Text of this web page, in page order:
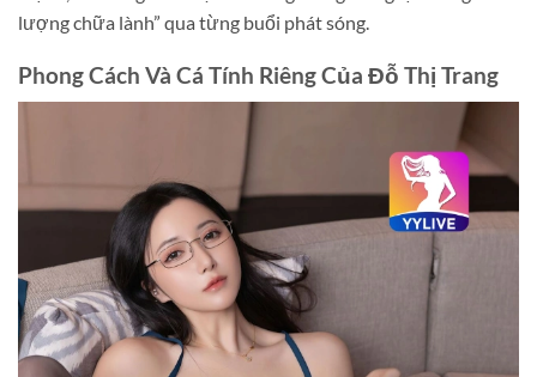
lượng chữa lành” qua từng buổi phát sóng.
Phong Cách Và Cá Tính Riêng Của Đỗ Thị Trang